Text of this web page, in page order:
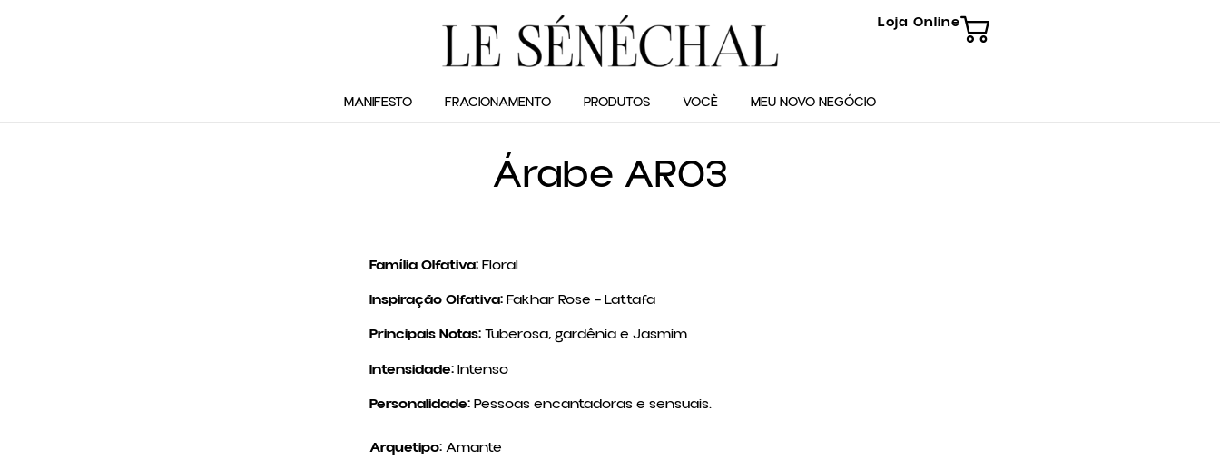
Loja Online
MANIFESTO FRACIONAMENTO PRODUTOS VOCÊ MEU NOVO NEGÓCIO
Árabe AR03
Família Olfativa:Floral
Inspiração Olfativa:Fakhar Rose – Lattafa
Principais Notas:Tuberosa, gardênia e Jasmim
Intensidade:Intenso
Personalidade:Pessoas encantadoras e sensuais.
Arquetipo:Amante